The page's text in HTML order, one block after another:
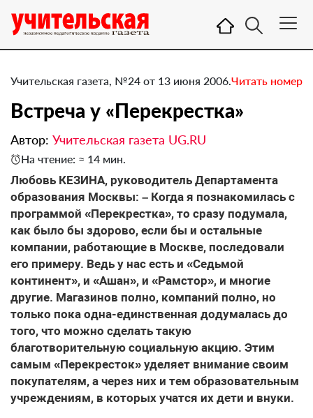
Учительская газета, №24 от 13 июня 2006.Читать номер
Встреча у «Перекрестка»
Автор: Учительская газета UG.RU
На чтение: ≈ 14 мин.
Любовь КЕЗИНА, руководитель Департамента
образования Москвы: – Когда я познакомилась с
программой «Перекрестка», то сразу подумала,
как было бы здорово, если бы и остальные
компании, работающие в Москве, последовали
его примеру. Ведь у нас есть и «Седьмой
континент», и «Ашан», и «Рамстор», и многие
другие. Магазинов полно, компаний полно, но
только пока одна-единственная додумалась до
того, что можно сделать такую
благотворительную социальную акцию. Этим
самым «Перекресток» уделяет внимание своим
покупателям, а через них и тем образовательным
учреждениям, в которых учатся их дети и внуки.